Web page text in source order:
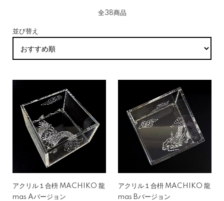
全38商品
並び替え
アクリル１合枡 MACHIKO 龍
mas Aバージョン
アクリル１合枡 MACHIKO 龍
mas Bバージョン